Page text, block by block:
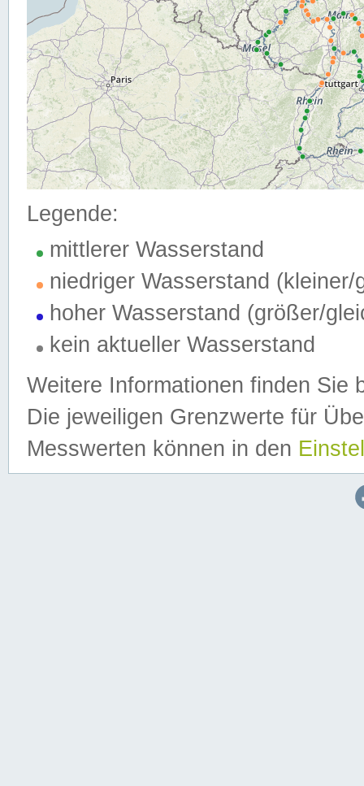
Legende:
mittlerer Wasserstand
niedriger Wasserstand (kleiner/
hoher Wasserstand (größer/
kein aktueller Wasserstand
Weitere Informationen finden Sie
Die jeweiligen Grenzwerte für
Messwerten können in den